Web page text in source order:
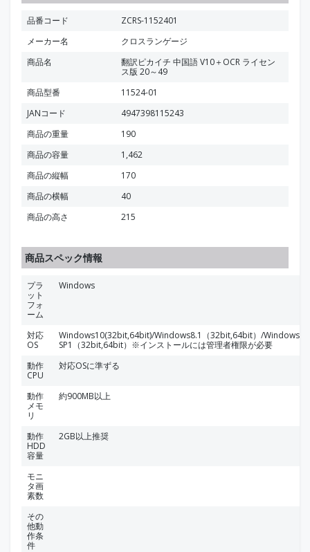
品番コード
ZCRS-1152401
メーカー名
クロスランゲージ
商品名
翻訳ピカイチ 中国語 V10＋OCR ライセン
ス版 20～49
商品型番
11524-01
JANコード
4947398115243
商品の重量
190
商品の容量
1,462
商品の縦幅
170
商品の横幅
40
商品の高さ
215
商品スペック情報
プラ
ット
フォ
ーム
Windows
対応
OS
Windows10(32bit,64bit)/Windows8.1（32bit,64bit）/Windows8
SP1（32bit,64bit）※インストールには管理者権限が必要
動作
CPU
対応OSに準ずる
動作
メモ
リ
約900MB以上
動作
HDD
容量
2GB以上推奨
モニ
タ画
素数
その
他動
作条
件